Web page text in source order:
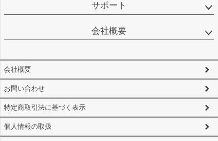
サポート
会社概要
会社概要
お問い合わせ
特定商取引法に基づく表示
個人情報の取扱